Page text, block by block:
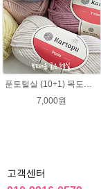
7,000원
고객센터